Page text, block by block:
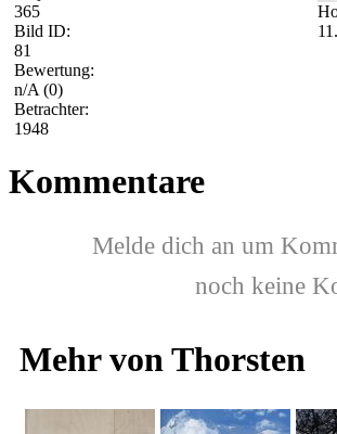
365
Bild ID:
81
Bewertung:
n/A (0)
Betrachter:
1948
Kommentare
Melde dich an um
noch keine
Mehr von Thorsten